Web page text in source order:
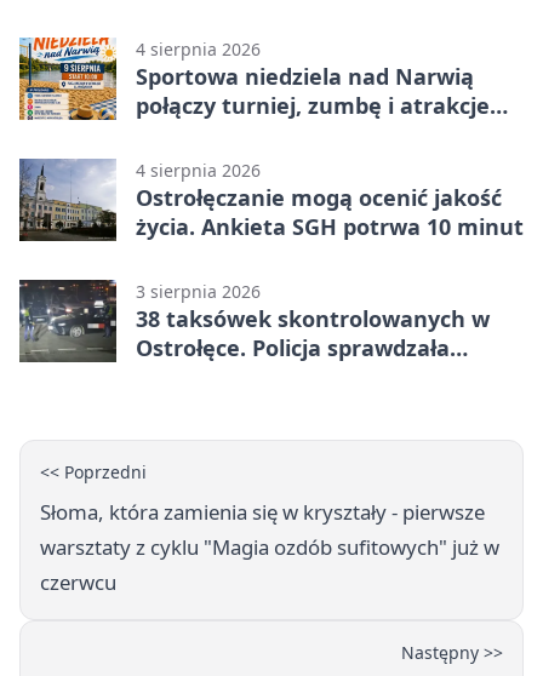
4 sierpnia 2026
Sportowa niedziela nad Narwią
połączy turniej, zumbę i atrakcje
4 sierpnia 2026
Ostrołęczanie mogą ocenić jakość
życia. Ankieta SGH potrwa 10 minut
3 sierpnia 2026
38 taksówek skontrolowanych w
Ostrołęce. Policja sprawdzała
<< Poprzedni
Słoma, która zamienia się w kryształy - pierwsze
warsztaty z cyklu "Magia ozdób sufitowych" już w
czerwcu
Następny >>